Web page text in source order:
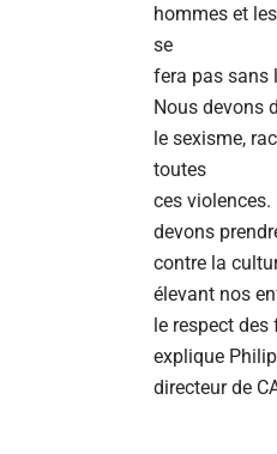
hommes et
se
fera pas sans
Nous devons
le sexisme,
toutes
ces violences.
devons
contre la
élevant nos
le respect des
explique
directeur de